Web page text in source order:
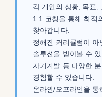
각 개인의 상황, 목표,
1:1 코칭을 통해 최적
찾아갑니다.
정해진 커리큘럼이
솔루션을 받아볼 수
자기계발 등 다양한
경험할 수 있습니다.
온라인/오프라인을 통